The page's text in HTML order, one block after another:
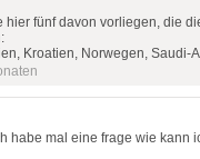
hier fünf davon vorliegen, die
Kroatien, Norwegen, Saudi-
habe mal eine frage wie kann